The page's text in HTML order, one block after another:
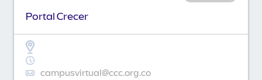
Portal Crecer
campusvirtual@ccc.org.co